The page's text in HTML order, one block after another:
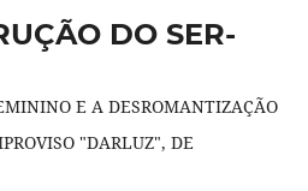
DO SER-
E A DESROMANTIZAÇÃO
"DARLUZ", DE